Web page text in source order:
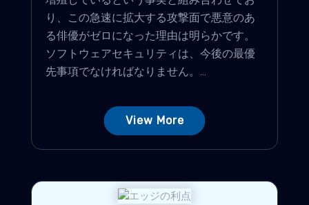
り、この急速に拡大する攻撃面で悪意のあ
る俳優がゼロになった理由は明らかです。
ソフトウェアセキュリティは、今後の最優
先事項でなければなりません。...
View More